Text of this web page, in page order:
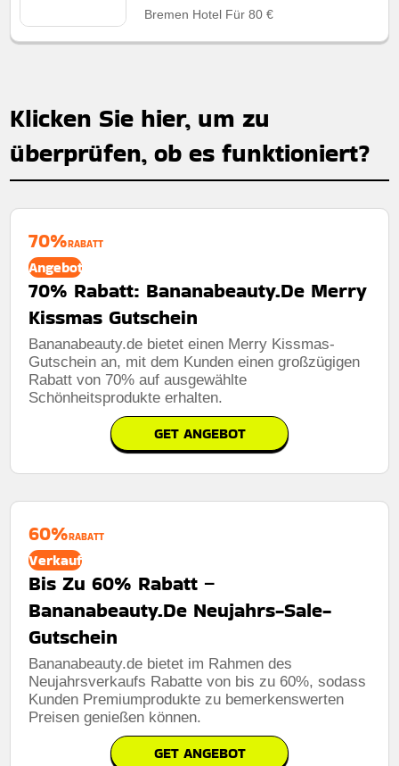
Bremen Hotel Für 80 €
Klicken Sie hier, um zu
überprüfen, ob es funktioniert?
70%RABATT
Angebot
70% Rabatt: Bananabeauty.De Merry
Kissmas Gutschein
Bananabeauty.de bietet einen Merry Kissmas-
Gutschein an, mit dem Kunden einen großzügigen
Rabatt von 70% auf ausgewählte
Schönheitsprodukte erhalten.
GET ANGEBOT
60%RABATT
Verkauf
Bis Zu 60% Rabatt –
Bananabeauty.De Neujahrs-Sale-
Gutschein
Bananabeauty.de bietet im Rahmen des
Neujahrsverkaufs Rabatte von bis zu 60%, sodass
Kunden Premiumprodukte zu bemerkenswerten
Preisen genießen können.
GET ANGEBOT